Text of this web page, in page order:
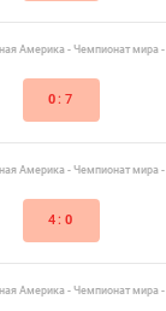
Америка - Чемпионат мира -
0:7
Америка - Чемпионат мира -
4: 0
Америка - Чемпионат мира -